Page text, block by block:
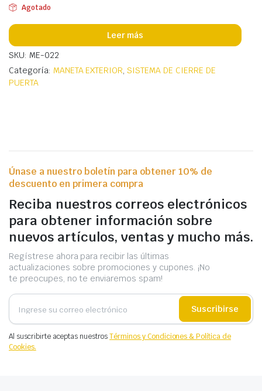
Agotado
Leer más
SKU: ME-022
Categoría: MANETA EXTERIOR,SISTEMA DE CIERRE DE
PUERTA
Únase a nuestro boletín para obtener 10% de
descuento en primera compra
Reciba nuestros correos electrónicos
para obtener información sobre
nuevos artículos, ventas y mucho más.
Regístrese ahora para recibir las últimas
actualizaciones sobre promociones y cupones. ¡No
te preocupes, no te enviaremos spam!
Suscribirse
Al suscribirte aceptas nuestrosTérminos y Condiciones & Política de
Cookies.